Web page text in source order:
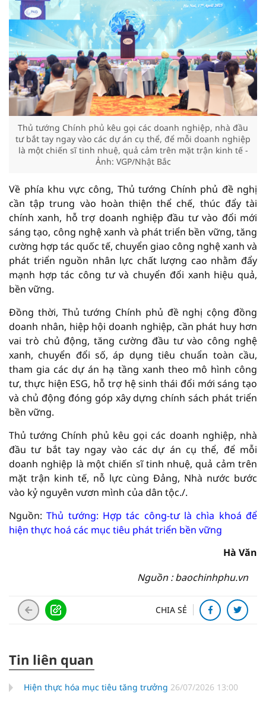
Thủ tướng Chính phủ kêu gọi các doanh nghiệp, nhà đầu
tư bắt tay ngay vào các dự án cụ thể, để mỗi doanh nghiệp
là một chiến sĩ tinh nhuệ, quả cảm trên mặt trận kinh tế -
Ảnh: VGP/Nhật Bắc
Về phía khu vực công, Thủ tướng Chính phủ đề nghị
cần tập trung vào hoàn thiện thể chế, thúc đẩy tài
chính xanh, hỗ trợ doanh nghiệp đầu tư vào đổi mới
sáng tạo, công nghệ xanh và phát triển bền vững, tăng
cường hợp tác quốc tế, chuyển giao công nghệ xanh và
phát triển nguồn nhân lực chất lượng cao nhằm đẩy
mạnh hợp tác công tư và chuyển đổi xanh hiệu quả,
bền vững.
Đồng thời, Thủ tướng Chính phủ đề nghị cộng đồng
doanh nhân, hiệp hội doanh nghiệp, cần phát huy hơn
vai trò chủ động, tăng cường đầu tư vào công nghệ
xanh, chuyển đổi số, áp dụng tiêu chuẩn toàn cầu,
tham gia các dự án hạ tầng xanh theo mô hình công
tư, thực hiện ESG, hỗ trợ hệ sinh thái đổi mới sáng tạo
và chủ động đóng góp xây dựng chính sách phát triển
bền vững.
Thủ tướng Chính phủ kêu gọi các doanh nghiệp, nhà
đầu tư bắt tay ngay vào các dự án cụ thể, để mỗi
doanh nghiệp là một chiến sĩ tinh nhuệ, quả cảm trên
mặt trận kinh tế, nỗ lực cùng Đảng, Nhà nước bước
vào kỷ nguyên vươn mình của dân tộc./.
Nguồn:Thủ tướng: Hợp tác công-tư là chìa khoá để
hiện thực hoá các mục tiêu phát triển bền vững
Hà Văn
Nguồn : baochinhphu.vn
CHIA SẺ
Tin liên quan
Hiện thực hóa mục tiêu tăng trưởng 26/07/2026 13:00